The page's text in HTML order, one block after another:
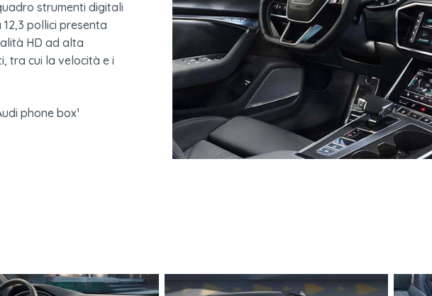
strumenti digitali
pollici presenta
HD ad alta
tra cui la velocità e i
phone box¹